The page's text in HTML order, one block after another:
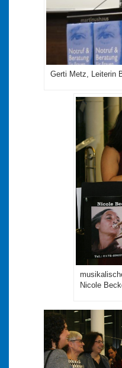
Gerti Metz, Leiterin
Nicole